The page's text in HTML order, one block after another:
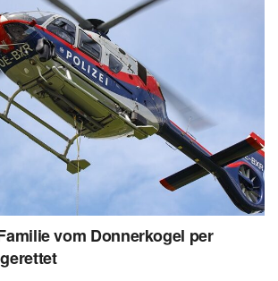
vom Donnerkogel per